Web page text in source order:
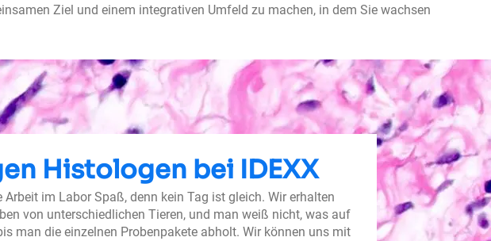
Ziel und einem integrativen Umfeld zu machen, in dem Sie wachsen
Histologen bei IDEXX
Arbeit im Labor Spaß, denn kein Tag ist gleich. Wir erhalten
von unterschiedlichen Tieren, und man weiß nicht, was auf
man die einzelnen Probenpakete abholt. Wir können uns mit